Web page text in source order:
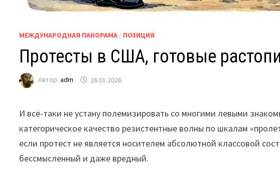
МЕЖДУНАРОДНАЯ ПАНОРАМА / ПОЗИЦИЯ
Протесты в США, готовые
Автор:adm 26.01.2026
И всё-таки не устану полемизировать со многими левыми
категорическое качество резистентные волны по шкалам
если протест не является носителем абсолютной классовой
бессмысленный и даже вредный.